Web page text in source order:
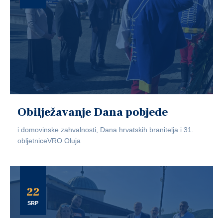
Obilježavanje Dana pobjede
i domovinske zahvalnosti, Dana hrvatskih branitelja i 31.
obljetniceVRO Oluja
22
SRP